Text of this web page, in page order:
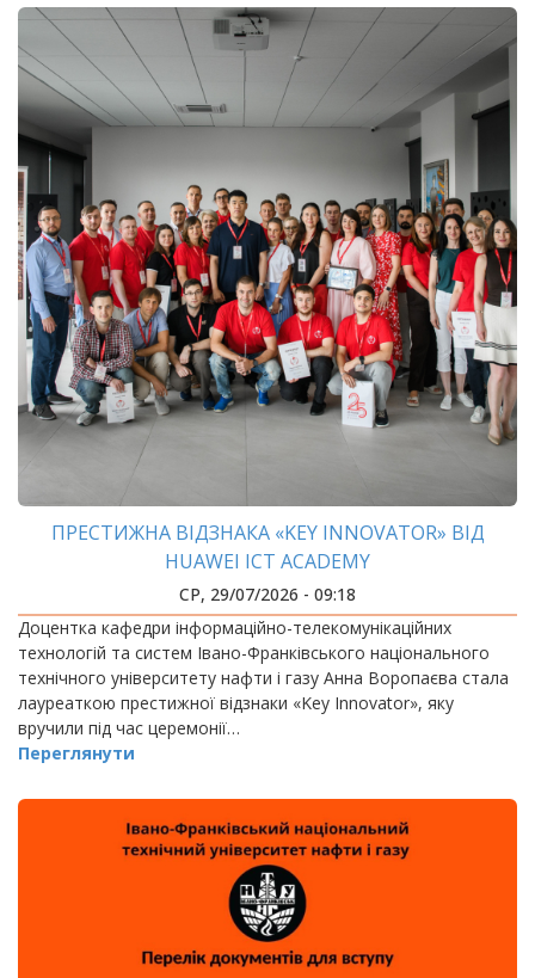
ПРЕСТИЖНА ВІДЗНАКА «KEY INNOVATOR» ВІД
HUAWEI ICT ACADEMY
СР, 29/07/2026 - 09:18
Доцентка кафедри інформаційно-телекомунікаційних
технологій та систем Івано-Франківського національного
технічного університету нафти і газу Анна Воропаєва стала
лауреаткою престижної відзнаки «Key Innovator», яку
вручили під час церемонії…
Переглянути